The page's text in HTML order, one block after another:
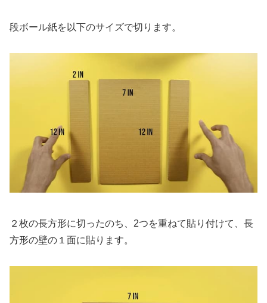
段ボール紙を以下のサイズで切ります。
２枚の長方形に切ったのち、2つを重ねて貼り付けて、長
方形の壁の１面に貼ります。